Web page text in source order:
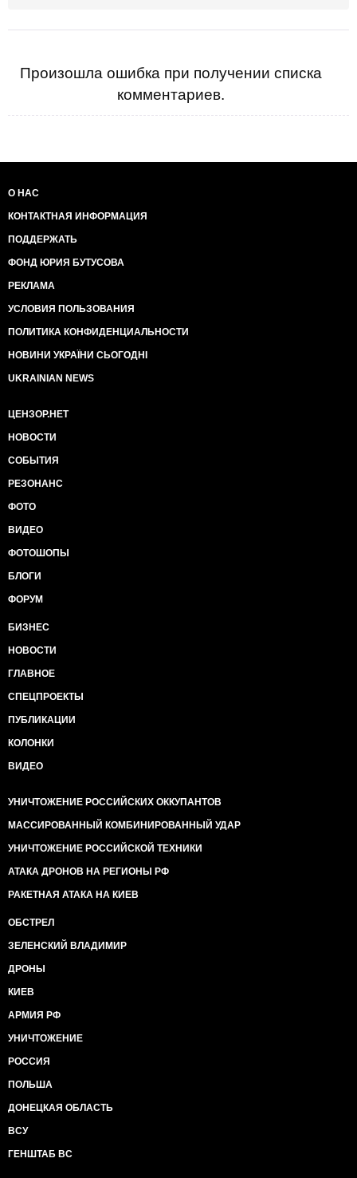
Произошла ошибка при получении списка
комментариев.
О НАС
КОНТАКТНАЯ ИНФОРМАЦИЯ
ПОДДЕРЖАТЬ
ФОНД ЮРИЯ БУТУСОВА
РЕКЛАМА
УСЛОВИЯ ПОЛЬЗОВАНИЯ
ПОЛИТИКА КОНФИДЕНЦИАЛЬНОСТИ
НОВИНИ УКРАЇНИ СЬОГОДНІ
UKRAINIAN NEWS
ЦЕНЗОР.НЕТ
НОВОСТИ
СОБЫТИЯ
РЕЗОНАНС
ФОТО
ВИДЕО
ФОТОШОПЫ
БЛОГИ
ФОРУМ
БИЗНЕС
НОВОСТИ
ГЛАВНОЕ
СПЕЦПРОЕКТЫ
ПУБЛИКАЦИИ
КОЛОНКИ
ВИДЕО
УНИЧТОЖЕНИЕ РОССИЙСКИХ ОККУПАНТОВ
МАССИРОВАННЫЙ КОМБИНИРОВАННЫЙ УДАР
УНИЧТОЖЕНИЕ РОССИЙСКОЙ ТЕХНИКИ
АТАКА ДРОНОВ НА РЕГИОНЫ РФ
РАКЕТНАЯ АТАКА НА КИЕВ
ОБСТРЕЛ
ЗЕЛЕНСКИЙ ВЛАДИМИР
ДРОНЫ
КИЕВ
АРМИЯ РФ
УНИЧТОЖЕНИЕ
РОССИЯ
ПОЛЬША
ДОНЕЦКАЯ ОБЛАСТЬ
ВСУ
ГЕНШТАБ ВС